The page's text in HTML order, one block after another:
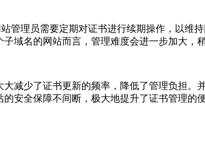
管理员需要定期对证书进行续期操作，以
域名的网站而言，管理难度会进一步加大，
减少了证书更新的频率，降低了管理负担
安全保障不间断，极大地提升了证书管理的